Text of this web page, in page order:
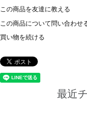
この商品を友達に教える
この商品について問い合わせ
買い物を続ける
最近